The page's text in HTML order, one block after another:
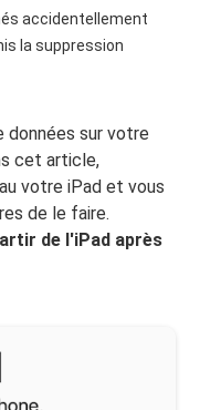
accidentellement
la suppression
données sur votre
cet article,
votre iPad et vous
de le faire.
de l'iPad après